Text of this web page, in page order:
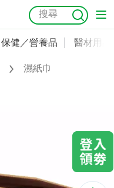
保健／營養品 醫材用品
濕紙巾